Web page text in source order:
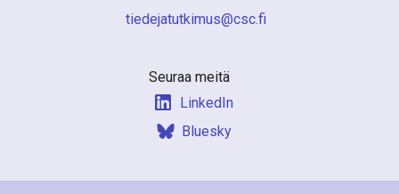
if.csc@sumiktutajedeit
Seuraa meitä
LinkedIn
Bluesky